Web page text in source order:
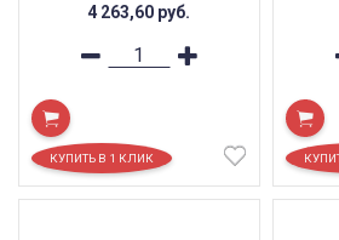
4 263,60 руб.